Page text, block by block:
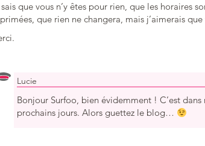
que vous n’y êtes pour rien, que les horaires
que rien ne changera, mais j’aimerais
Lucie
Bonjour Surfoo, bien évidemment ! C’est
prochains jours. Alors guettez le blog…